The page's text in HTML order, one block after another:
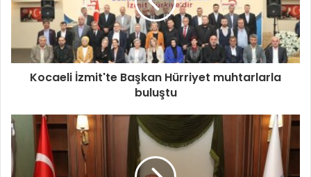
Kocaeli İzmit'te Başkan Hürriyet muhtarlarla
buluştu